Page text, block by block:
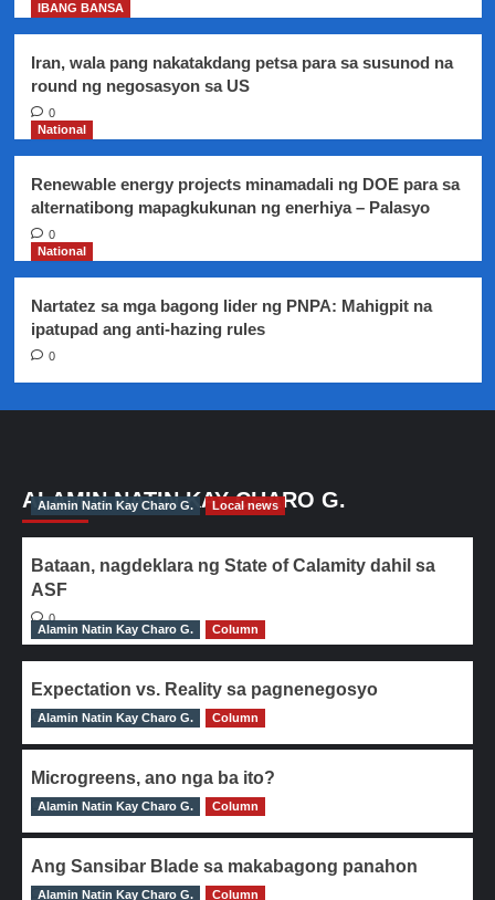
IBANG BANSA
Iran, wala pang nakatakdang petsa para sa susunod na
round ng negosasyon sa US
0
National
Renewable energy projects minamadali ng DOE para sa
alternatibong mapagkukunan ng enerhiya – Palasyo
0
National
Nartatez sa mga bagong lider ng PNPA: Mahigpit na
ipatupad ang anti-hazing rules
0
ALAMIN NATIN KAY CHARO G.
Alamin Natin Kay Charo G. Local news
Bataan, nagdeklara ng State of Calamity dahil sa
ASF
0
Alamin Natin Kay Charo G.
Column
Expectation vs. Reality sa pagnenegosyo
0
Alamin Natin Kay Charo G. Column
Microgreens, ano nga ba ito?
0
Alamin Natin Kay Charo G. Column
Ang Sansibar Blade sa makabagong panahon
0
Alamin Natin Kay Charo G. Column